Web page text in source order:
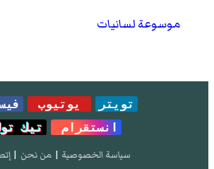
موسوعة لسانيات
تويتر يوتيوب
انستقرام
تيك
سياسة الخصوصية | من نحن |